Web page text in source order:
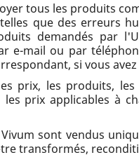
tous les produits
que des erreurs
demandés par
e-mail ou par
si vous
prix, les produits,
prix applicables à
sont vendus
transformés,